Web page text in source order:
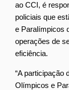
ao CCI, é
policiais que
e Paralímpicos
operações de
eficiência.
“A participação
Olímpicos e